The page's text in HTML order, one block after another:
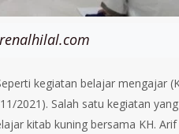
kegiatan belajar mengajar
2021). Salah satu kegiatan
kitab kuning bersama KH.